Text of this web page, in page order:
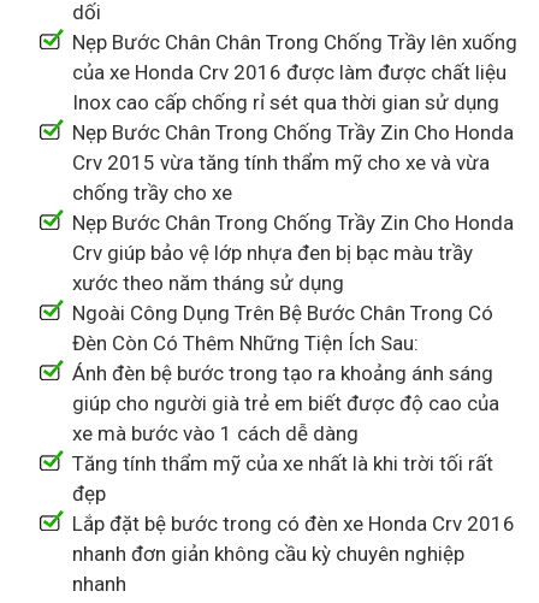
dối
Nẹp Bước Chân Chân Trong Chống Trầy lên xuống
của xe Honda Crv 2016 được làm được chất liệu
Inox cao cấp chống rỉ sét qua thời gian sử dụng
Nẹp Bước Chân Trong Chống Trầy Zin Cho Honda
Crv 2015 vừa tăng tính thẩm mỹ cho xe và vừa
chống trầy cho xe
Nẹp Bước Chân Trong Chống Trầy Zin Cho Honda
Crv giúp bảo vệ lớp nhựa đen bị bạc màu trầy
xước theo năm tháng sử dụng
Ngoài Công Dụng Trên Bệ Bước Chân Trong Có
Đèn Còn Có Thêm Những Tiện Ích Sau:
Ánh đèn bệ bước trong tạo ra khoảng ánh sáng
giúp cho người già trẻ em biết được độ cao của
xe mà bước vào 1 cách dễ dàng
Tăng tính thẩm mỹ của xe nhất là khi trời tối rất
đẹp
Lắp đặt bệ bước trong có đèn xe Honda Crv 2016
nhanh đơn giản không cầu kỳ chuyên nghiệp
nhanh